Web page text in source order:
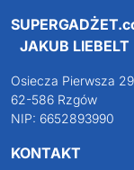
JAKUB LIEBELT
Osiecza Pierwsza 29
62-586 Rzgów
NIP: 6652893990
KONTAKT